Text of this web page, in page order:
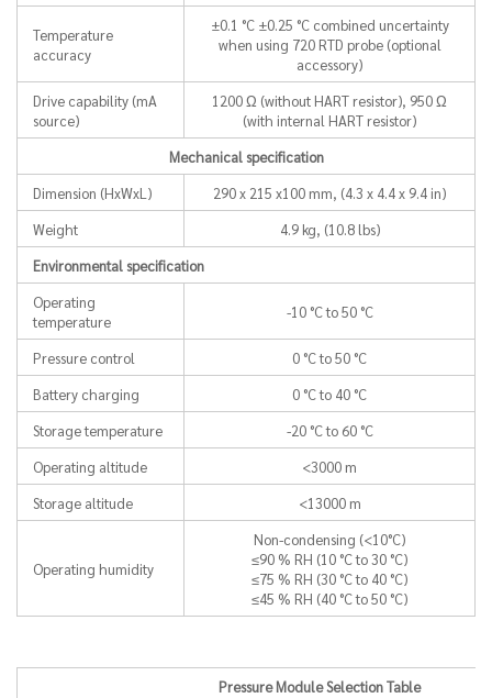
Temperature
accuracy
±0.1 °C ±0.25 °C combined uncertainty
when using 720 RTD probe (optional
accessory)
Drive capability (mA
source)
1200 Ω (without HART resistor), 950 Ω
(with internal HART resistor)
Mechanical specification
Dimension (HxWxL)
290 x 215 x100 mm, (4.3 x 4.4 x 9.4 in)
Weight
4.9 kg, (10.8 lbs)
Environmental specification
Operating
temperature
-10 °C to 50 °C
Pressure control
0 °C to 50 °C
Battery charging
0 °C to 40 °C
Storage temperature
-20 °C to 60 °C
Operating altitude
<3000 m
Storage altitude
<13000 m
Operating humidity
Non-condensing (<10°C)
≤90 % RH (10 °C to 30 °C)
≤75 % RH (30 °C to 40 °C)
≤45 % RH (40 °C to 50 °C)
Pressure Module Selection Table